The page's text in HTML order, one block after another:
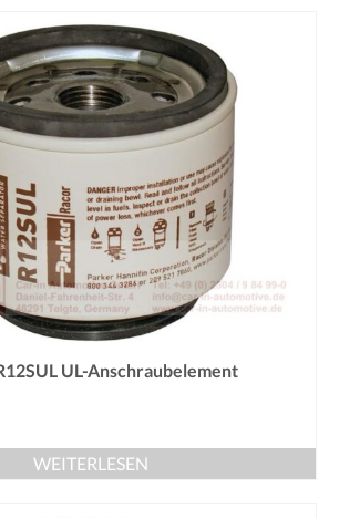
UL-Anschraubelement
WEITERLESEN